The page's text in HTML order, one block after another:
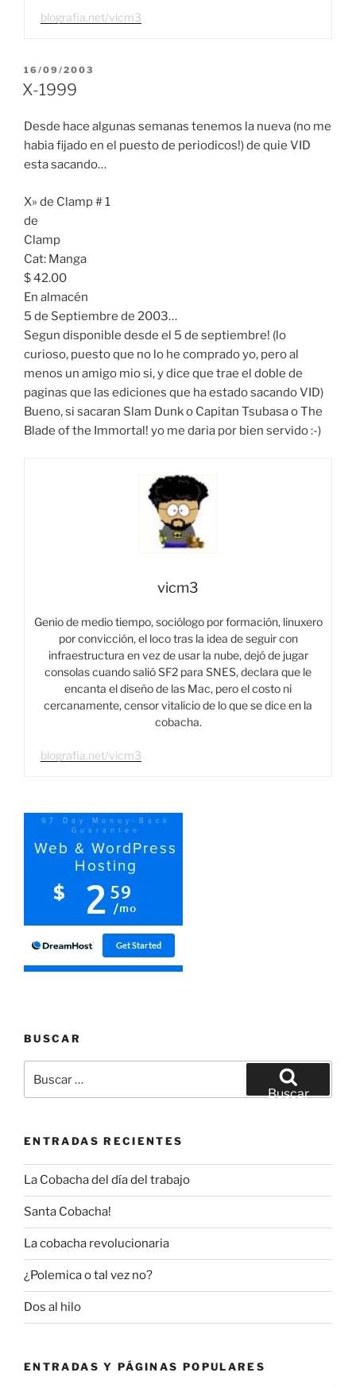
blografia.net/vicm3
PUBLICADO
EL
16/09/2003
X-1999
Desde hace algunas semanas tenemos la nueva (no me
habia fijado en el puesto de periodicos!) de quie VID
esta sacando…
X» de Clamp # 1
de
Clamp
Cat: Manga
$ 42.00
En almacén
5 de Septiembre de 2003…
Segun disponible desde el 5 de septiembre! (lo
curioso, puesto que no lo he comprado yo, pero al
menos un amigo mio si, y dice que trae el doble de
paginas que las ediciones que ha estado sacando VID)
Bueno, si sacaran Slam Dunk o Capitan Tsubasa o The
Blade of the Immortal! yo me daria por bien servido :-)
vicm3
Genio de medio tiempo, sociólogo por formación, linuxero
por convicción, el loco tras la idea de seguir con
infraestructura en vez de usar la nube, dejó de jugar
consolas cuando salió SF2 para SNES, declara que le
encanta el diseño de las Mac, pero el costo ni
cercanamente, censor vitalicio de lo que se dice en la
cobacha.
blografia.net/vicm3
BUSCAR
por:
Buscar
ENTRADAS RECIENTES
La Cobacha del día del trabajo
Santa Cobacha!
La cobacha revolucionaria
¿Polemica o tal vez no?
Dos al hilo
ENTRADAS Y PÁGINAS POPULARES